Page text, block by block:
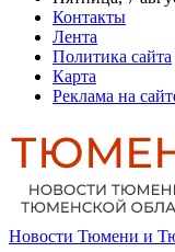
Контакты
Лента
Политика сайта
Карта
Реклама на
Новости Тюмени и